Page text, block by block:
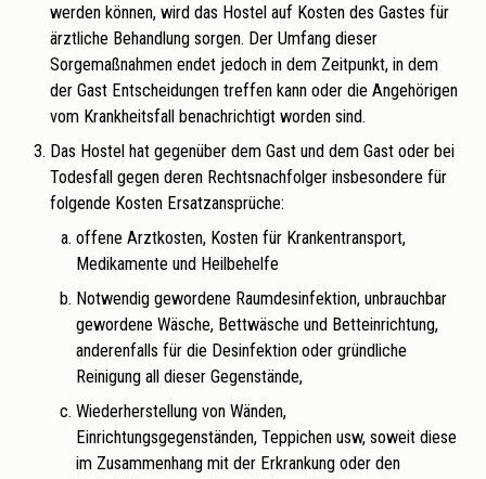
werden können, wird das Hostel auf Kosten des Gastes für
ärztliche Behandlung sorgen. Der Umfang dieser
Sorgemaßnahmen endet jedoch in dem Zeitpunkt, in dem
der Gast Entscheidungen treffen kann oder die Angehörigen
vom Krankheitsfall benachrichtigt worden sind.
Das Hostel hat gegenüber dem Gast und dem Gast oder bei
Todesfall gegen deren Rechtsnachfolger insbesondere für
folgende Kosten Ersatzansprüche:
offene Arztkosten, Kosten für Krankentransport,
Medikamente und Heilbehelfe
Notwendig gewordene Raumdesinfektion, unbrauchbar
gewordene Wäsche, Bettwäsche und Betteinrichtung,
anderenfalls für die Desinfektion oder gründliche
Reinigung all dieser Gegenstände,
Wiederherstellung von Wänden,
Einrichtungsgegenständen, Teppichen usw, soweit diese
im Zusammenhang mit der Erkrankung oder den